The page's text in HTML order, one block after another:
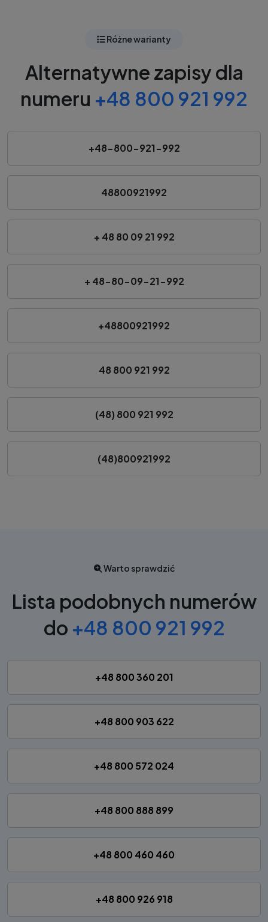
Różne warianty
Alternatywne zapisy dla
numeru +48 800 921 992
+48-800-921-992
48800921992
+ 48 80 09 21 992
+ 48-80-09-21-992
+48800921992
48 800 921 992
(48) 800 921 992
(48)800921992
Warto sprawdzić
Lista podobnych numerów
do +48 800 921 992
+48 800 360 201
+48 800 903 622
+48 800 572 024
+48 800 888 899
+48 800 460 460
+48 800 926 918